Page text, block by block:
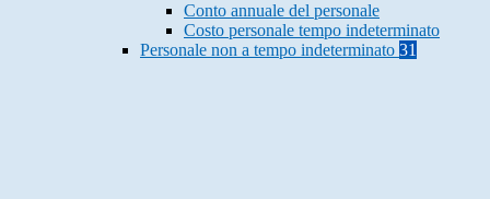
Conto annuale del personale
Costo personale tempo indeterminato
Personale non a tempo indeterminato 31